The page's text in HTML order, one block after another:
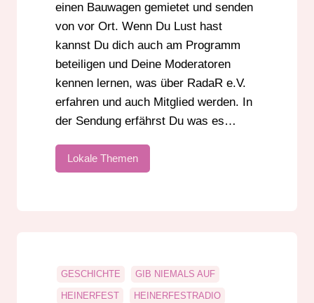
einen Bauwagen gemietet und senden
von vor Ort. Wenn Du Lust hast
kannst Du dich auch am Programm
beteiligen und Deine Moderatoren
kennen lernen, was über RadaR e.V.
erfahren und auch Mitglied werden. In
der Sendung erfährst Du was es…
Lokale Themen
GESCHICHTE GIB NIEMALS AUF
HEINERFEST HEINERFESTRADIO